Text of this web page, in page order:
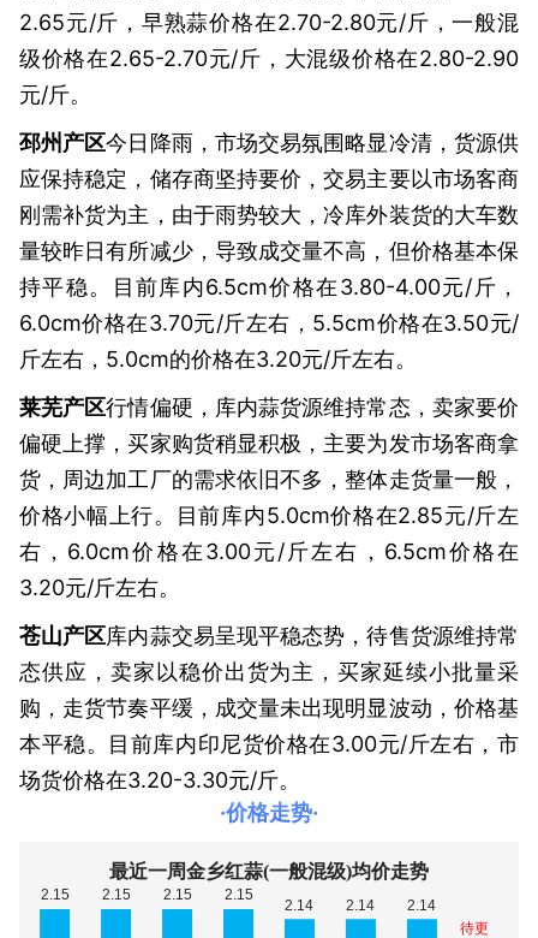
2.65元/斤，早熟蒜价格在2.70-2.80元/斤，一般混
级价格在2.65-2.70元/斤，大混级价格在2.80-2.90
元/斤。
邳州产区今日降雨，市场交易氛围略显冷清，货源供
应保持稳定，储存商坚持要价，交易主要以市场客商
刚需补货为主，由于雨势较大，冷库外装货的大车数
量较昨日有所减少，导致成交量不高，但价格基本保
持平稳。目前库内6.5cm价格在3.80-4.00元/斤，
6.0cm价格在3.70元/斤左右，5.5cm价格在3.50元/
斤左右，5.0cm的价格在3.20元/斤左右。
莱芜产区行情偏硬，库内蒜货源维持常态，卖家要价
偏硬上撑，买家购货稍显积极，主要为发市场客商拿
货，周边加工厂的需求依旧不多，整体走货量一般，
价格小幅上行。目前库内5.0cm价格在2.85元/斤左
右，6.0cm价格在3.00元/斤左右，6.5cm价格在
3.20元/斤左右。
苍山产区库内蒜交易呈现平稳态势，待售货源维持常
态供应，卖家以稳价出货为主，买家延续小批量采
购，走货节奏平缓，成交量未出现明显波动，价格基
本平稳。目前库内印尼货价格在3.00元/斤左右，市
场货价格在3.20-3.30元/斤。
·价格走势·